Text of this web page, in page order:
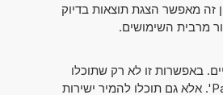
מחשבון זה מאפשר הצגת תוצאות בדיוק
באפשרות זו לא רק שתוכלו
לחשב שני מספרים זה עם זה, כמו למשל, '77 * 60 Pacm3/s'. אלא גם תוכלו להמיר ישירות